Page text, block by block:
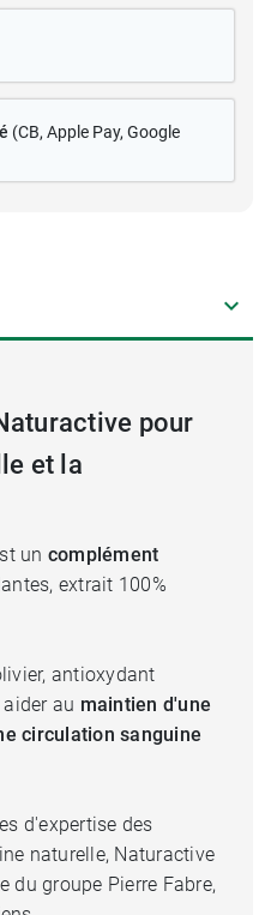
(CB, Apple Pay, Google
pour
et la
un complément
extrait 100%
antioxydant
au maintien d'une
circulation sanguine
d'expertise des
naturelle, Naturactive
du groupe Pierre Fabre,